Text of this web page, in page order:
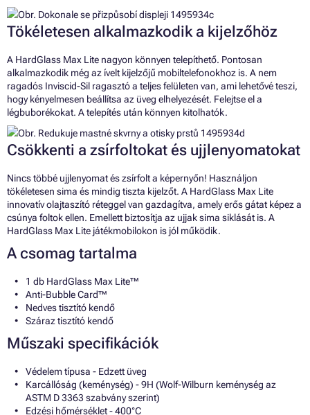
Tökéletesen alkalmazkodik a kijelzőhöz
A HardGlass Max Lite nagyon könnyen telepíthető. Pontosan
alkalmazkodik még az ívelt kijelzőjű mobiltelefonokhoz is. A nem
ragadós Inviscid-Sil ragasztó a teljes felületen van, ami lehetővé teszi,
hogy kényelmesen beállítsa az üveg elhelyezését. Felejtse el a
légbuborékokat. A telepítés után könnyen kitolhatók.
Csökkenti a zsírfoltokat és ujjlenyomatokat
Nincs többé ujjlenyomat és zsírfolt a képernyőn! Használjon
tökéletesen sima és mindig tiszta kijelzőt. A HardGlass Max Lite
innovatív olajtaszító réteggel van gazdagítva, amely erős gátat képez a
csúnya foltok ellen. Emellett biztosítja az ujjak sima siklását is. A
HardGlass Max Lite játékmobilokon is jól működik.
A csomag tartalma
1 db HardGlass Max Lite™
Anti-Bubble Card™
Nedves tisztító kendő
Száraz tisztító kendő
Műszaki specifikációk
Védelem típusa - Edzett üveg
Karcállóság (keménység) - 9H (Wolf-Wilburn keménység az
ASTM D 3363 szabvány szerint)
Edzési hőmérséklet - 400°C